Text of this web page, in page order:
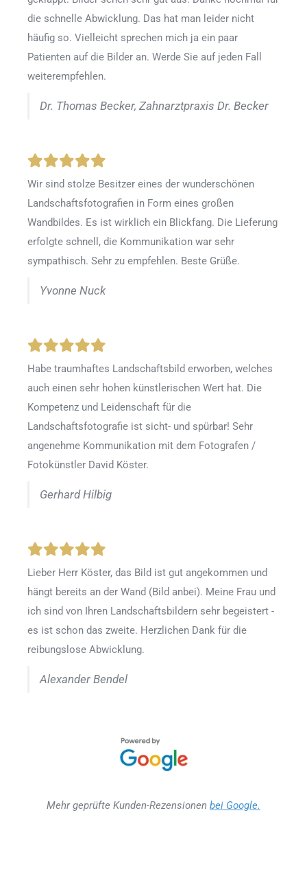
die schnelle Abwicklung. Das hat man leider nicht
häufig so. Vielleicht sprechen mich ja ein paar
Patienten auf die Bilder an. Werde Sie auf jeden Fall
weiterempfehlen.
Dr. Thomas Becker, Zahnarztpraxis Dr. Becker
Wir sind stolze Besitzer eines der wunderschönen
Landschaftsfotografien in Form eines großen
Wandbildes. Es ist wirklich ein Blickfang. Die Lieferung
erfolgte schnell, die Kommunikation war sehr
sympathisch. Sehr zu empfehlen. Beste Grüße.
Yvonne Nuck
Habe traumhaftes Landschaftsbild erworben, welches
auch einen sehr hohen künstlerischen Wert hat. Die
Kompetenz und Leidenschaft für die
Landschaftsfotografie ist sicht- und spürbar! Sehr
angenehme Kommunikation mit dem Fotografen /
Fotokünstler David Köster.
Gerhard Hilbig
Lieber Herr Köster, das Bild ist gut angekommen und
hängt bereits an der Wand (Bild anbei). Meine Frau und
ich sind von Ihren Landschaftsbildern sehr begeistert -
es ist schon das zweite. Herzlichen Dank für die
reibungslose Abwicklung.
Alexander Bendel
Mehr geprüfte Kunden-Rezensionen bei Google.